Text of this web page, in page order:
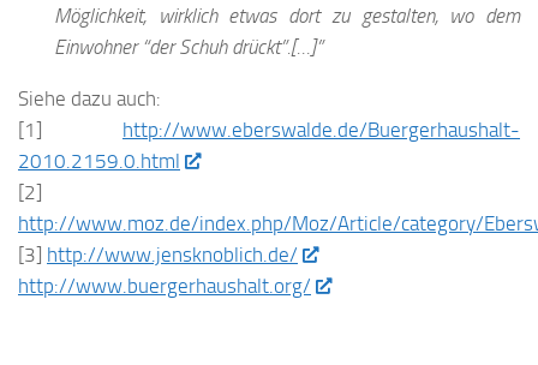
Möglichkeit, wirklich etwas dort zu gestalten, wo dem
Einwohner “der Schuh drückt”.[…]”
Siehe dazu auch:
[1] http://www.eberswalde.de/Buergerhaushalt-
2010.2159.0.html
[2]
http://www.moz.de/index.php/Moz/Article/category/
[3] http://www.jensknoblich.de/
http://www.buergerhaushalt.org/